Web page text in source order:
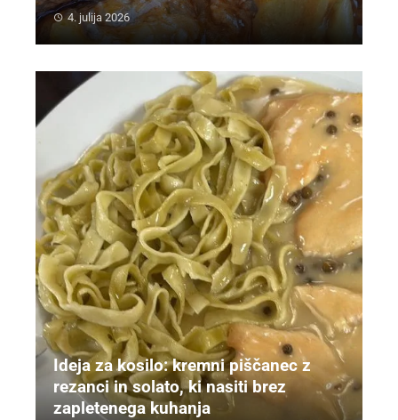
4. julija 2026
Ideja za kosilo: kremni piščanec z
rezanci in solato, ki nasiti brez
zapletenega kuhanja